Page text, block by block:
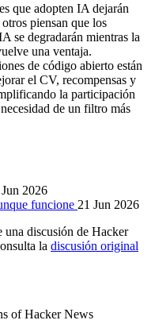
que adopten IA dejarán
piensan que los
se degradarán mientras la
una ventaja.
de código abierto están
el CV, recompensas y
la participación
de un filtro más
2026
funcione 21 Jun 2026
una discusión de Hacker
la discusión original
of Hacker News